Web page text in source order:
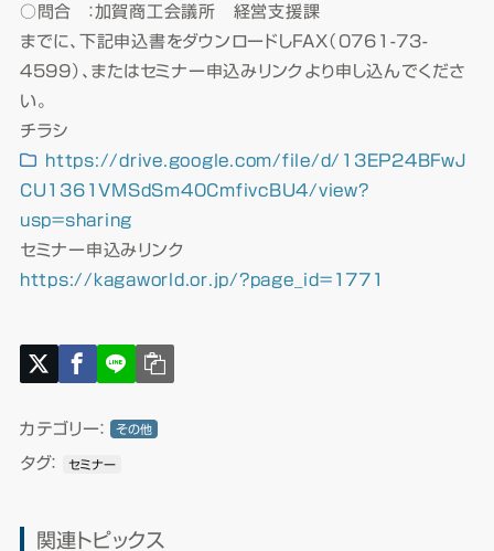
○問合 ：加賀商工会議所 経営支援課
までに、下記申込書をダウンロードしFAX（0761-73-
4599）、またはセミナー申込みリンクより申し込んでくださ
い。
チラシ
https://drive.google.com/file/d/13EP24BFwJ
CU1361VMSdSm40CmfivcBU4/view?
usp=sharing
セミナー申込みリンク
https://kagaworld.or.jp/?page_id=1771
カテゴリー： その他
タグ： セミナー
関連トピックス